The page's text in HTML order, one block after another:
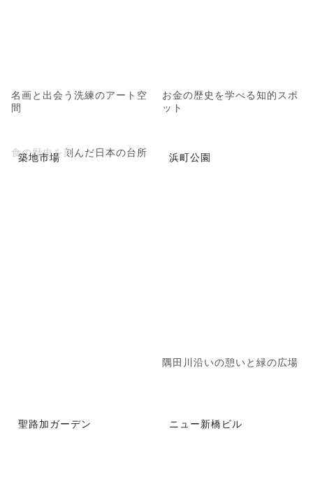
名画と出会う洗練のアート空
間
お金の歴史を学べる知的スポ
ット
築地市場
食の歴史を刻んだ日本の台所 浜町公園
隅田川沿いの憩いと緑の広場
聖路加ガーデン ニュー新橋ビル